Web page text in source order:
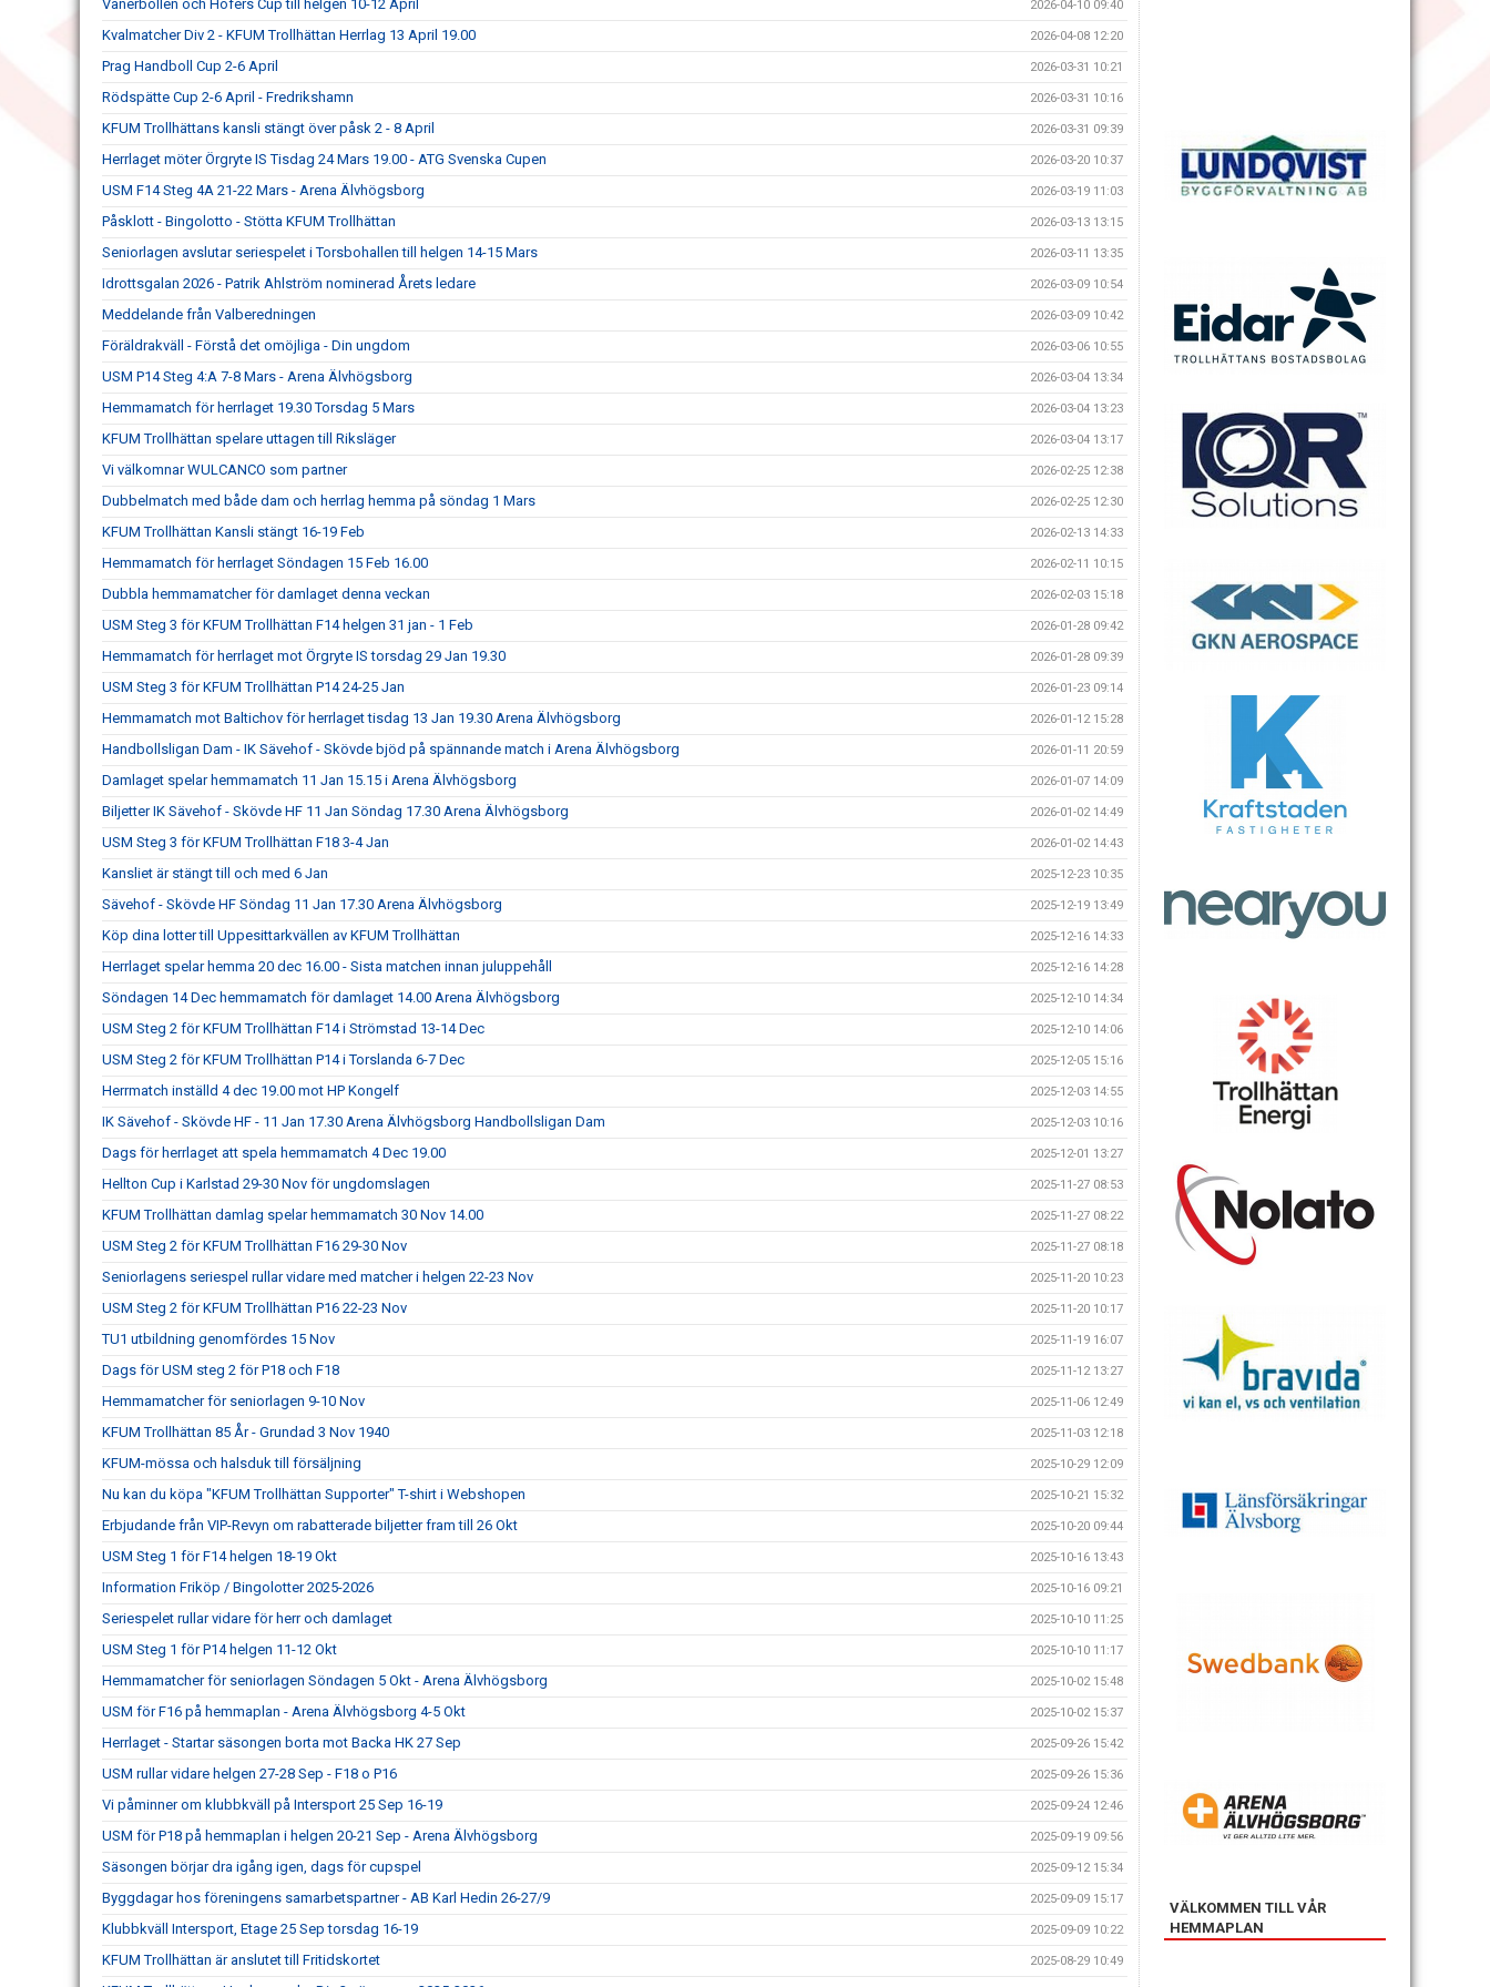
Vänerbollen och Höfers Cup till helgen 10-12 April 2026-04-10 09:40
Kvalmatcher Div 2 - KFUM Trollhättan Herrlag 13 April 19.00 2026-04-08 12:20
Prag Handboll Cup 2-6 April 2026-03-31 10:21
Rödspätte Cup 2-6 April - Fredrikshamn 2026-03-31 10:16
KFUM Trollhättans kansli stängt över påsk 2 - 8 April 2026-03-31 09:39
Herrlaget möter Örgryte IS Tisdag 24 Mars 19.00 - ATG Svenska Cupen 2026-03-20 10:37
USM F14 Steg 4A 21-22 Mars - Arena Älvhögsborg 2026-03-19 11:03
Påsklott - Bingolotto - Stötta KFUM Trollhättan 2026-03-13 13:15
Seniorlagen avslutar seriespelet i Torsbohallen till helgen 14-15 Mars 2026-03-11 13:35
Idrottsgalan 2026 - Patrik Ahlström nominerad Årets ledare 2026-03-09 10:54
Meddelande från Valberedningen 2026-03-09 10:42
Föräldrakväll - Förstå det omöjliga - Din ungdom 2026-03-06 10:55
USM P14 Steg 4:A 7-8 Mars - Arena Älvhögsborg 2026-03-04 13:34
Hemmamatch för herrlaget 19.30 Torsdag 5 Mars 2026-03-04 13:23
KFUM Trollhättan spelare uttagen till Riksläger 2026-03-04 13:17
Vi välkomnar WULCANCO som partner 2026-02-25 12:38
Dubbelmatch med både dam och herrlag hemma på söndag 1 Mars 2026-02-25 12:30
KFUM Trollhättan Kansli stängt 16-19 Feb 2026-02-13 14:33
Hemmamatch för herrlaget Söndagen 15 Feb 16.00 2026-02-11 10:15
Dubbla hemmamatcher för damlaget denna veckan 2026-02-03 15:18
USM Steg 3 för KFUM Trollhättan F14 helgen 31 jan - 1 Feb 2026-01-28 09:42
Hemmamatch för herrlaget mot Örgryte IS torsdag 29 Jan 19.30 2026-01-28 09:39
USM Steg 3 för KFUM Trollhättan P14 24-25 Jan 2026-01-23 09:14
Hemmamatch mot Baltichov för herrlaget tisdag 13 Jan 19.30 Arena Älvhögsborg 2026-01-12 15:28
Handbollsligan Dam - IK Sävehof - Skövde bjöd på spännande match i Arena Älvhögsborg 2026-01-11 20:59
Damlaget spelar hemmamatch 11 Jan 15.15 i Arena Älvhögsborg 2026-01-07 14:09
Biljetter IK Sävehof - Skövde HF 11 Jan Söndag 17.30 Arena Älvhögsborg 2026-01-02 14:49
USM Steg 3 för KFUM Trollhättan F18 3-4 Jan 2026-01-02 14:43
Kansliet är stängt till och med 6 Jan 2025-12-23 10:35
Sävehof - Skövde HF Söndag 11 Jan 17.30 Arena Älvhögsborg 2025-12-19 13:49
Köp dina lotter till Uppesittarkvällen av KFUM Trollhättan 2025-12-16 14:33
Herrlaget spelar hemma 20 dec 16.00 - Sista matchen innan juluppehåll 2025-12-16 14:28
Söndagen 14 Dec hemmamatch för damlaget 14.00 Arena Älvhögsborg 2025-12-10 14:34
USM Steg 2 för KFUM Trollhättan F14 i Strömstad 13-14 Dec 2025-12-10 14:06
USM Steg 2 för KFUM Trollhättan P14 i Torslanda 6-7 Dec 2025-12-05 15:16
Herrmatch inställd 4 dec 19.00 mot HP Kongelf 2025-12-03 14:55
IK Sävehof - Skövde HF - 11 Jan 17.30 Arena Älvhögsborg Handbollsligan Dam 2025-12-03 10:16
Dags för herrlaget att spela hemmamatch 4 Dec 19.00 2025-12-01 13:27
Hellton Cup i Karlstad 29-30 Nov för ungdomslagen 2025-11-27 08:53
KFUM Trollhättan damlag spelar hemmamatch 30 Nov 14.00 2025-11-27 08:22
USM Steg 2 för KFUM Trollhättan F16 29-30 Nov 2025-11-27 08:18
Seniorlagens seriespel rullar vidare med matcher i helgen 22-23 Nov 2025-11-20 10:23
USM Steg 2 för KFUM Trollhättan P16 22-23 Nov 2025-11-20 10:17
TU1 utbildning genomfördes 15 Nov 2025-11-19 16:07
Dags för USM steg 2 för P18 och F18 2025-11-12 13:27
Hemmamatcher för seniorlagen 9-10 Nov 2025-11-06 12:49
KFUM Trollhättan 85 År - Grundad 3 Nov 1940 2025-11-03 12:18
KFUM-mössa och halsduk till försäljning 2025-10-29 12:09
Nu kan du köpa "KFUM Trollhättan Supporter" T-shirt i Webshopen 2025-10-21 15:32
Erbjudande från VIP-Revyn om rabatterade biljetter fram till 26 Okt 2025-10-20 09:44
USM Steg 1 för F14 helgen 18-19 Okt 2025-10-16 13:43
Information Friköp / Bingolotter 2025-2026 2025-10-16 09:21
Seriespelet rullar vidare för herr och damlaget 2025-10-10 11:25
USM Steg 1 för P14 helgen 11-12 Okt 2025-10-10 11:17
Hemmamatcher för seniorlagen Söndagen 5 Okt - Arena Älvhögsborg 2025-10-02 15:48
USM för F16 på hemmaplan - Arena Älvhögsborg 4-5 Okt 2025-10-02 15:37
Herrlaget - Startar säsongen borta mot Backa HK 27 Sep 2025-09-26 15:42
USM rullar vidare helgen 27-28 Sep - F18 o P16 2025-09-26 15:36
Vi påminner om klubbkväll på Intersport 25 Sep 16-19 2025-09-24 12:46
USM för P18 på hemmaplan i helgen 20-21 Sep - Arena Älvhögsborg 2025-09-19 09:56
Säsongen börjar dra igång igen, dags för cupspel 2025-09-12 15:34
Byggdagar hos föreningens samarbetspartner - AB Karl Hedin 26-27/9 2025-09-09 15:17
Klubbkväll Intersport, Etage 25 Sep torsdag 16-19 2025-09-09 10:22
KFUM Trollhättan är anslutet till Fritidskortet 2025-08-29 10:49
VÄLKOMMEN TILL VÅR
HEMMAPLAN